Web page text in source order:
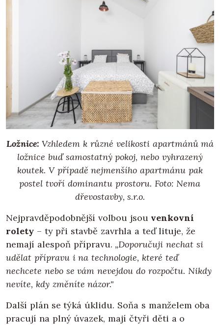
Ložnice: Vzhledem k různé velikosti apartmánů má
ložnice buď samostatný pokoj, nebo vyhrazený
koutek. V případě nejmenšího apartmánu pak
postel tvoří dominantu prostoru. Foto: Nema
dřevostavby, s.r.o.
Nejpravděpodobnější volbou jsou venkovní
rolety – ty při stavbě zavrhla a teď lituje, že
nemají alespoň přípravu. „Doporučuji nechat si
udělat přípravu i na technologie, které teď
nechcete nebo se vám nevejdou do rozpočtu. Nikdy
nevíte, kdy změníte názor."
Další plán se týká úklidu. Soňa s manželem oba
pracují na plný úvazek, mají čtyři děti a o